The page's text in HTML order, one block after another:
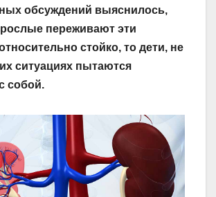
обсуждений выяснилось,
переживают эти
стойко, то дети, не
ситуациях пытаются
собой.